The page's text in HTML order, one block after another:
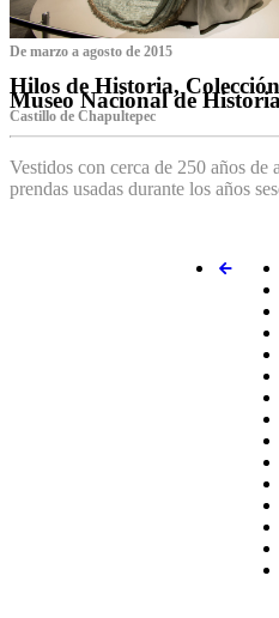
De marzo a agosto de 2015
Hilos de Historia,
Museo Nacional de Historia
Castillo de Chapultepec
Vestidos con cerca de 250 años de
prendas usadas durante los años